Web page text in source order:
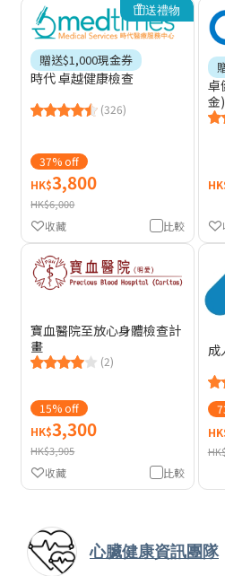
送禮物
贈送$1,000現金券
時代 卓越健康檢查
(326)
37% off
HK$3,800
HK$6,000
比較
收藏
卓
金)
寶血醫院至放心身體檢查計
畫
(2)
15% off
HK$3,300
HK$3,905
比較
收藏
成
心臟健康資訊團隊